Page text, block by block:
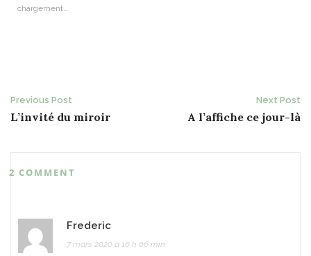
chargement…
Post
Previous Post
L’invité du miroir
Next Post
A l’affiche ce jour-là
2 COMMENT
Frederic
7 mars 2020 à 10 h 06 min